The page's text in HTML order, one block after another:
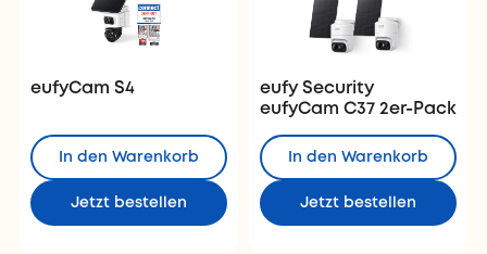
eufyCam S4
In den Warenkorb
Jetzt bestellen
eufy Security
eufyCam C37 2er-Pack
In den Warenkorb
Jetzt bestellen